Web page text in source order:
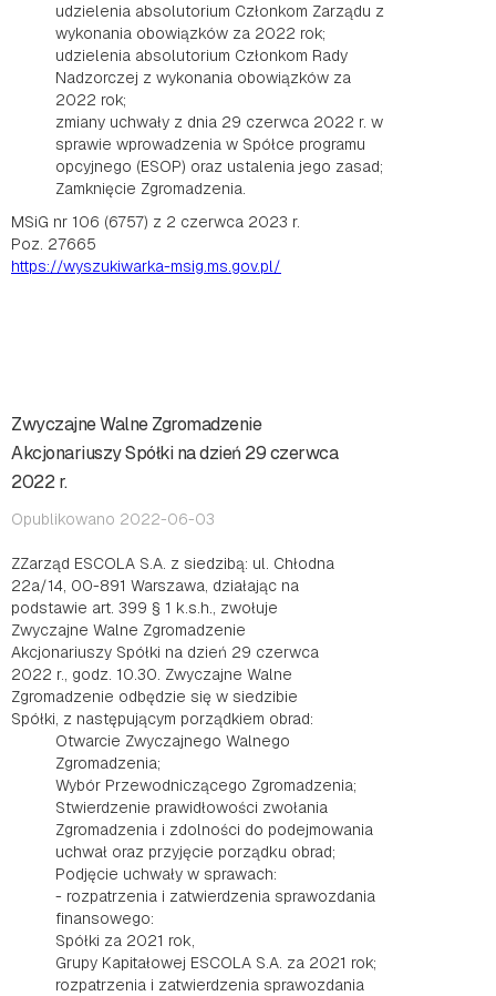
udzielenia absolutorium Członkom Zarządu z
wykonania obowiązków za 2022 rok;
udzielenia absolutorium Członkom Rady
Nadzorczej z wykonania obowiązków za
2022 rok;
zmiany uchwały z dnia 29 czerwca 2022 r. w
sprawie wprowadzenia w Spółce programu
opcyjnego (ESOP) oraz ustalenia jego zasad;
Zamknięcie Zgromadzenia.
MSiG nr 106 (6757) z 2 czerwca 2023 r.
Poz. 27665
https://wyszukiwarka-msig.ms.gov.pl/
Zwyczajne Walne Zgromadzenie
Akcjonariuszy Spółki na dzień 29 czerwca
2022 r.
Opublikowano 2022-06-03
ZZarząd ESCOLA S.A. z siedzibą: ul. Chłodna
22a/14, 00-891 Warszawa, działając na
podstawie art. 399 § 1 k.s.h., zwołuje
Zwyczajne Walne Zgromadzenie
Akcjonariuszy Spółki na dzień 29 czerwca
2022 r., godz. 10.30. Zwyczajne Walne
Zgromadzenie odbędzie się w siedzibie
Spółki, z następującym porządkiem obrad:
Otwarcie Zwyczajnego Walnego
Zgromadzenia;
Wybór Przewodniczącego Zgromadzenia;
Stwierdzenie prawidłowości zwołania
Zgromadzenia i zdolności do podejmowania
uchwał oraz przyjęcie porządku obrad;
Podjęcie uchwały w sprawach:
- rozpatrzenia i zatwierdzenia sprawozdania
finansowego:
Spółki za 2021 rok,
Grupy Kapitałowej ESCOLA S.A. za 2021 rok;
rozpatrzenia i zatwierdzenia sprawozdania